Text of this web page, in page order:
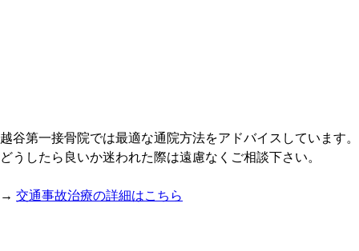
越谷第一接骨院では最適な通院方法をアドバイスしています。
どうしたら良いか迷われた際は遠慮なくご相談下さい。
→ 交通事故治療の詳細はこちら